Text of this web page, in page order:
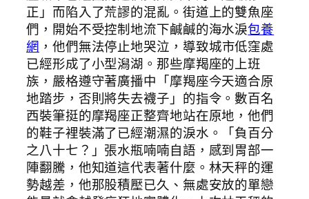
正」而陷入了荒謬的混亂。街道上的雙魚座
們，開始不受控制地流下鹹鹹的海水淚包養
網 ，他們無法停止地哭泣，導致城市低窪處
已經形成了小型潟湖。那些摩羯座的上班
族，嚴格遵守著廣播中「摩羯座今天適合原
地踏步，否則將失去襪子」的指令。數百名
西裝筆挺的摩羯座正整齊地站在原地，他們
的鞋子裡裝滿了已經潮濕的淚水。「負百分
之八十七？」張水瓶喃喃自語，感到胃部一
陣翻騰，他知道這代表著什麼。林天秤的運
勢越差，他那股積壓已久、無處安放的單戀